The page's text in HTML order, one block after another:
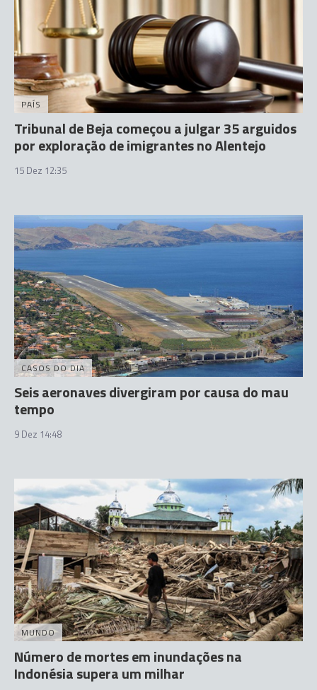
PAÍS
Tribunal de Beja começou a julgar 35 arguidos
por exploração de imigrantes no Alentejo
15 Dez 12:35
CASOS DO DIA
Seis aeronaves divergiram por causa do mau
tempo
9 Dez 14:48
MUNDO
Número de mortes em inundações na
Indonésia supera um milhar